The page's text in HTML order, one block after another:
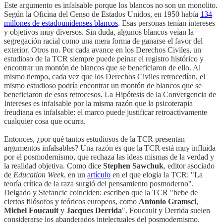
Este argumento es infalsable porque los blancos no son un monolito.
Según la Oficina del Censo de Estados Unidos, en 1950 había 134
millones de estadounidenses blancos. Esas personas tenían intereses
y objetivos muy diversos. Sin duda, algunos blancos veían la
segregación racial como una mera forma de ganarse el favor del
exterior. Otros no. Por cada avance en los Derechos Civiles, un
estudioso de la TCR siempre puede peinar el registro histórico y
encontrar un montón de blancos que se beneficiaron de ello. Al
mismo tiempo, cada vez que los Derechos Civiles retrocedían, el
mismo estudioso podría encontrar un montón de blancos que se
beneficiaron de esos retrocesos. La Hipótesis de la Convergencia de
Intereses es infalsable por la misma razón que la psicoterapia
freudiana es infalsable: el marco puede justificar retroactivamente
cualquier cosa que ocurra.
Entonces, ¿por qué tantos estudiosos de la TCR presentan
argumentos infalsables? Una razón es que la TCR está muy influida
por el posmodernismo, que rechaza las ideas mismas de la verdad y
la realidad objetiva. Como dice Stephen Sawchuk, editor asociado
de Education Week, en un artículo en el que elogia la TCR: "La
teoría crítica de la raza surgió del pensamiento posmoderno".
Delgado y Stefancic coinciden: escriben que la TCR "bebe de
ciertos filósofos y teóricos europeos, como Antonio Gramsci,
Michel Foucault y Jacques Derrida". Foucault y Derrida suelen
considerarse los abanderados intelectuales del posmodernismo.